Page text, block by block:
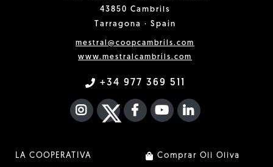
43850 Cambrils
Tarragona · Spain
mestral@coopcambrils.com
www.mestralcambrils.com
+34 977 369 511
INSTAGRAM
TWITTER
FACEBOOK F
YOUTUBEFA LINKEDIN
LA COOPERATIVA
Comprar Oli Oliva